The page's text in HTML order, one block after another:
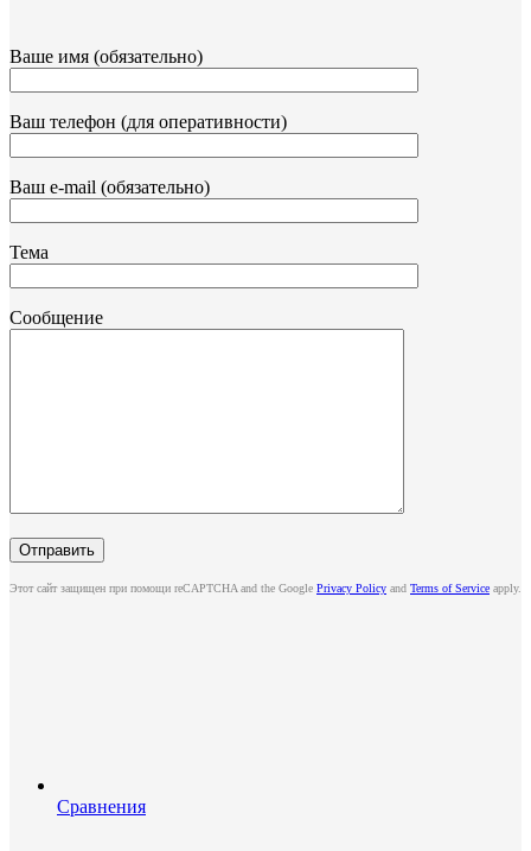
Ваше имя (обязательно)
Ваш телефон (для оперативности)
Ваш e-mail (обязательно)
Тема
Сообщение
Этот сайт защищен при помощи reCAPTCHA and the Google Privacy Policy and Terms of Service apply.
Сравнения